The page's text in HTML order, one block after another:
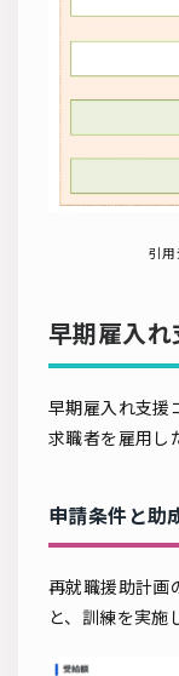
引用
早期雇入れ
早期雇入れ支援
求職者を雇用し
申請条件と助
再就職援助計画
と、訓練を実施